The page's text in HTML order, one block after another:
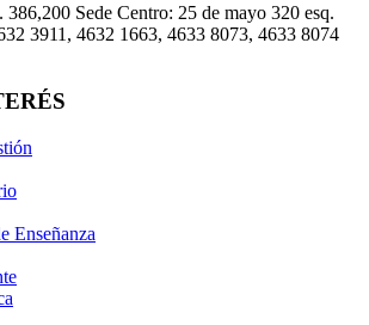
Sede Centro: 25 de mayo 320 esq.
3911, 4632 1663, 4633 8073, 4633 8074
Enseñanza